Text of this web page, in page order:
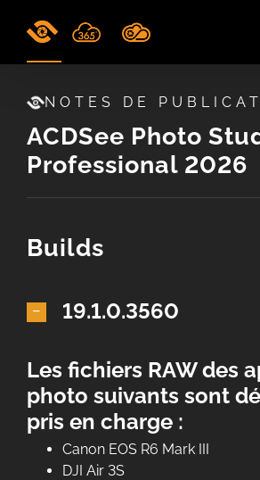
NOTES DE
ACDSee Photo
Professional 2026
Builds
19.1.0.3560
Les fichiers RAW des
photo suivants sont
pris en charge :
Canon EOS R6 Mark III
DJI Air 3S